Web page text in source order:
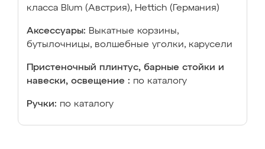
класса Blum (Австрия), Hettich (Германия)
Аксессуары: Выкатные корзины,
бутылочницы, волшебные уголки, карусели
Пристеночный плинтус, барные стойки и
навески, освещение : по каталогу
Ручки: по каталогу